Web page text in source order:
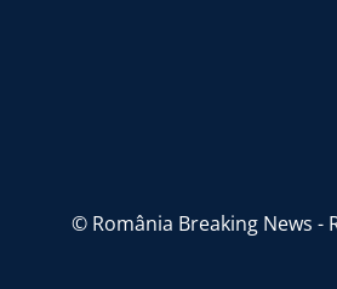
© România Breaking News -